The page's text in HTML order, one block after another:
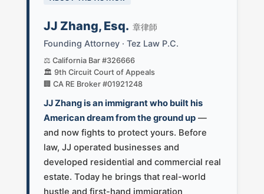
JJ Zhang, Esq. 章律師
Founding Attorney · Tez Law P.C.
⚖️ California Bar #326666
🏛️ 9th Circuit Court of Appeals
🏢 CA RE Broker #01921248
JJ Zhang is an immigrant who built his
American dream from the ground up—
and now fights to protect yours. Before
law, JJ operated businesses and
developed residential and commercial real
estate. Today he brings that real-world
hustle and first-hand immigration